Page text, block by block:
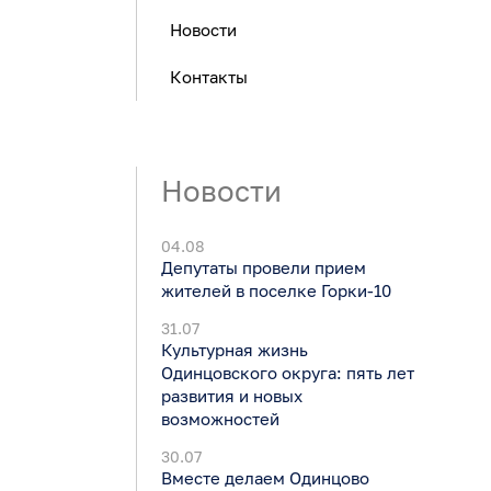
Новости
Контакты
Новости
04.08
Депутаты провели прием
жителей в поселке Горки-10
31.07
Культурная жизнь
Одинцовского округа: пять лет
развития и новых
возможностей
30.07
Вместе делаем Одинцово